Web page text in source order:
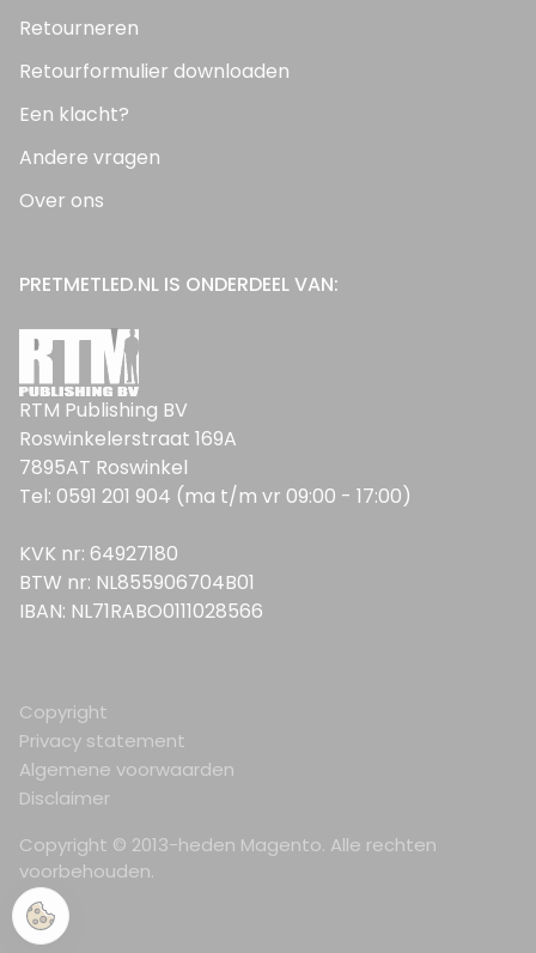
Retourneren
Retourformulier downloaden
Een klacht?
Andere vragen
Over ons
PRETMETLED.NL IS ONDERDEEL VAN:
RTM Publishing BV
Roswinkelerstraat 169A
7895AT Roswinkel
Tel: 0591 201 904 (ma t/m vr 09:00 - 17:00)
KVK nr: 64927180
BTW nr: NL855906704B01
IBAN: NL71RABO0111028566
Copyright © 2013-heden Magento. Alle rechten
voorbehouden.
Copyright
Privacy statement
Algemene voorwaarden
Disclaimer